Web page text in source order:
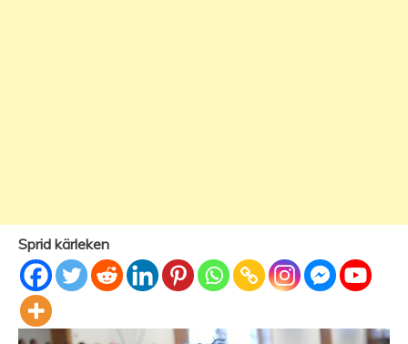
Sprid kärleken